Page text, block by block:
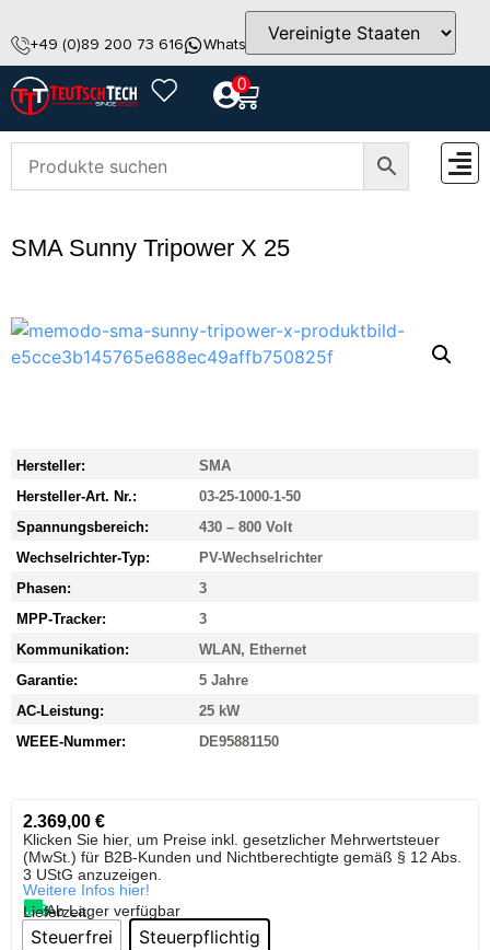
+49 (0)89 200 73 616 WhatsApp info@teutschtech.com
0
SMA Sunny Tripower X 25
Hersteller:
SMA
Hersteller-Art. Nr.:
03-25-1000-1-50
Spannungsbereich:
430 – 800 Volt
Wechselrichter-Typ:
PV-Wechselrichter
Phasen:
3
MPP-Tracker:
3
Kommunikation:
WLAN, Ethernet
Garantie:
5 Jahre
AC-Leistung:
25 kW
WEEE-Nummer:
DE95881150
2.369,00 €
Klicken Sie hier, um Preise inkl. gesetzlicher Mehrwertsteuer
(MwSt.) für B2B-Kunden und Nichtberechtigte gemäß § 12 Abs.
3 UStG anzuzeigen.
Weitere Infos hier!
Ab Lager verfügbar
Lieferzeit:
Steuerfrei Steuerpflichtig